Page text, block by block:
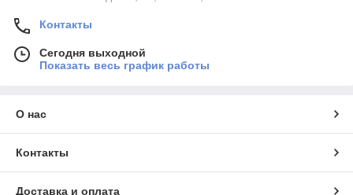
Контакты
Сегодня выходной
Показать весь график работы
О нас
Контакты
Доставка и оплата